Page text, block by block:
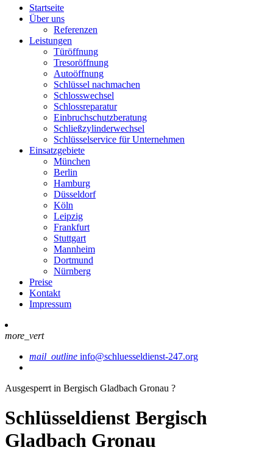
Startseite
Über uns
Referenzen
Leistungen
Türöffnung
Tresoröffnung
Аutoöffnung
Schlüssel nachmachen
Schlosswechsel
Schlossreparatur
Einbruchschutzberatung
Schließzylinderwechsel
Schlüsselservice für Unternehmen
Einsatzgebiete
München
Berlin
Hamburg
Düsseldorf
Köln
Leipzig
Frankfurt
Stuttgart
Mannheim
Dortmund
Nürnberg
Preise
Kontakt
Impressum
more_vert
mail_outline info@schluesseldienst-247.org
Ausgesperrt in Bergisch Gladbach Gronau ?
Schlüsseldienst Bergisch
Gladbach Gronau